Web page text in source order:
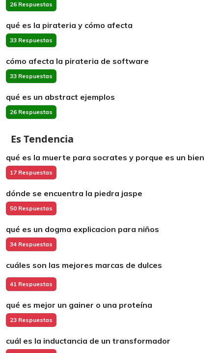
26 Respuestas
qué es la pirateria y cómo afecta
33 Respuestas
cómo afecta la pirateria de software
33 Respuestas
qué es un abstract ejemplos
26 Respuestas
Es Tendencia
qué es la muerte para socrates y porque es un bien
17 Respuestas
dónde se encuentra la piedra jaspe
50 Respuestas
qué es un dogma explicacion para niños
34 Respuestas
cuáles son las mejores marcas de dulces
41 Respuestas
qué es mejor un gainer o una proteína
23 Respuestas
cuál es la inductancia de un transformador